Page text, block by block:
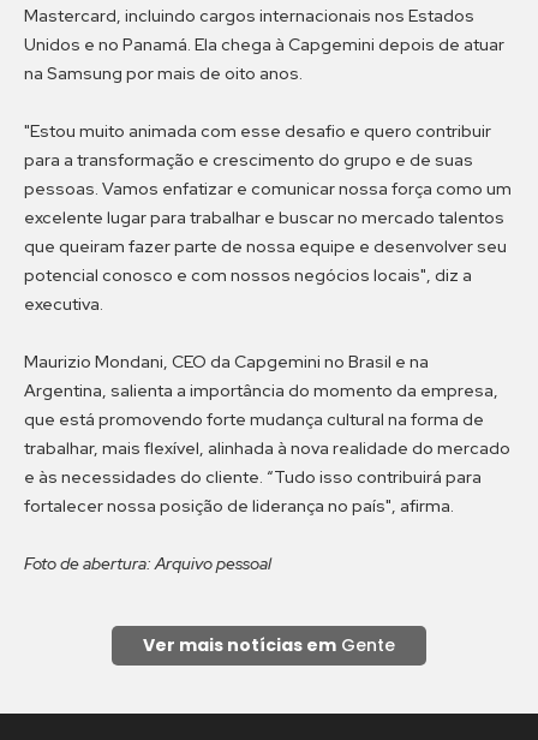
Mastercard, incluindo cargos internacionais nos Estados
Unidos e no Panamá. Ela chega à Capgemini depois de atuar
na Samsung por mais de oito anos.
"Estou muito animada com esse desafio e quero contribuir
para a transformação e crescimento do grupo e de suas
pessoas. Vamos enfatizar e comunicar nossa força como um
excelente lugar para trabalhar e buscar no mercado talentos
que queiram fazer parte de nossa equipe e desenvolver seu
potencial conosco e com nossos negócios locais", diz a
executiva.
Maurizio Mondani, CEO da Capgemini no Brasil e na
Argentina, salienta a importância do momento da empresa,
que está promovendo forte mudança cultural na forma de
trabalhar, mais flexível, alinhada à nova realidade do mercado
e às necessidades do cliente. “Tudo isso contribuirá para
fortalecer nossa posição de liderança no país", afirma.
Foto de abertura: Arquivo pessoal
Ver mais notícias em Gente